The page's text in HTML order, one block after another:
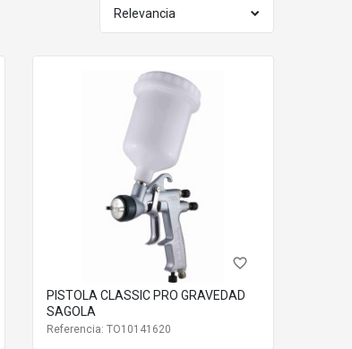
Relevancia
favorite_border
PISTOLA CLASSIC PRO GRAVEDAD
SAGOLA
Referencia: TO10141620